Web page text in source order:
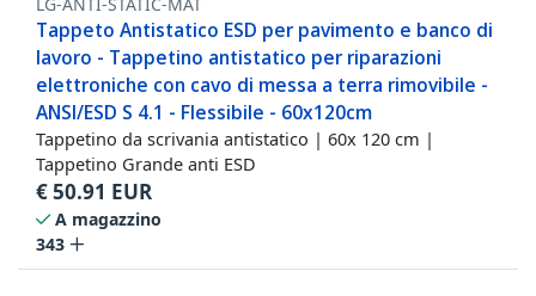
Tappeto Antistatico ESD per pavimento e banco di
lavoro - Tappetino antistatico per riparazioni
elettroniche con cavo di messa a terra rimovibile -
ANSI/ESD S 4.1 - Flessibile - 60x120cm
Tappetino da scrivania antistatico | 60x 120 cm |
Tappetino Grande anti ESD
€50.91 EUR
A magazzino
343